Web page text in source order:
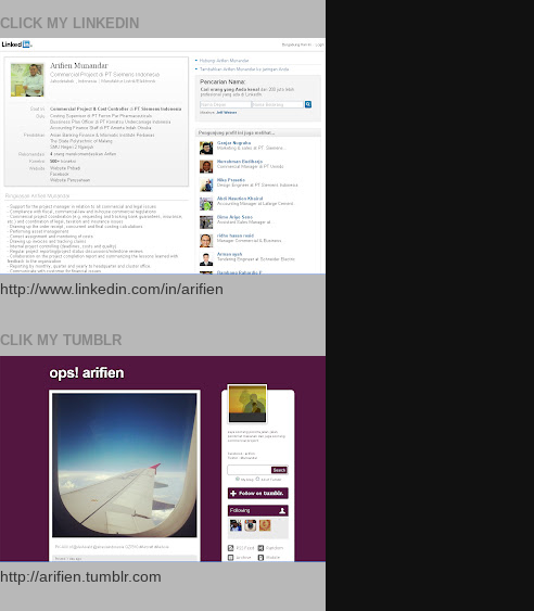
CLICK MY LINKEDIN
http://www.linkedin.com/in/arifien
CLIK MY TUMBLR
http://arifien.tumblr.com